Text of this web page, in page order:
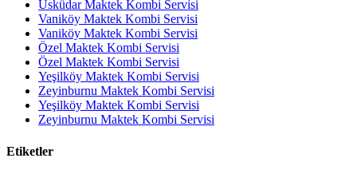
Üsküdar Maktek Kombi Servisi
Vaniköy Maktek Kombi Servisi
Vaniköy Maktek Kombi Servisi
Özel Maktek Kombi Servisi
Özel Maktek Kombi Servisi
Yeşilköy Maktek Kombi Servisi
Zeyinburnu Maktek Kombi Servisi
Yeşilköy Maktek Kombi Servisi
Zeyinburnu Maktek Kombi Servisi
Etiketler